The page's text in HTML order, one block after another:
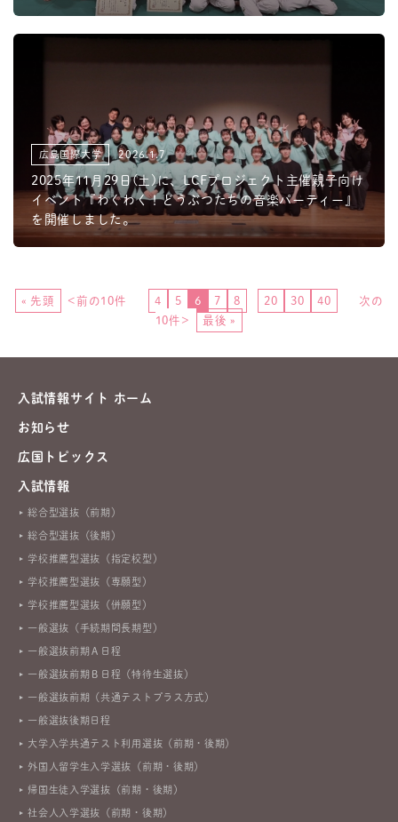
広島国際大学 2026.1.7
2025年11月29日(土)に、LCFプロジェクト主催親子向け
イベント『わくわく！どうぶつたちの音楽パーティー』
を開催しました。
« 先頭 <前の10件 4 5 6 7 8 20 30 40
次の
10件>
最後 »
入試情報サイト ホーム
お知らせ
広国トピックス
入試情報
総合型選抜（前期）
総合型選抜（後期）
学校推薦型選抜（指定校型）
学校推薦型選抜（専願型）
学校推薦型選抜（併願型）
一般選抜（手続期間長期型）
一般選抜前期Ａ日程
一般選抜前期Ｂ日程（特待生選抜）
一般選抜前期（共通テストプラス方式）
一般選抜後期日程
大学入学共通テスト利用選抜（前期・後期）
外国人留学生入学選抜（前期・後期）
帰国生徒入学選抜（前期・後期）
社会人入学選抜（前期・後期）